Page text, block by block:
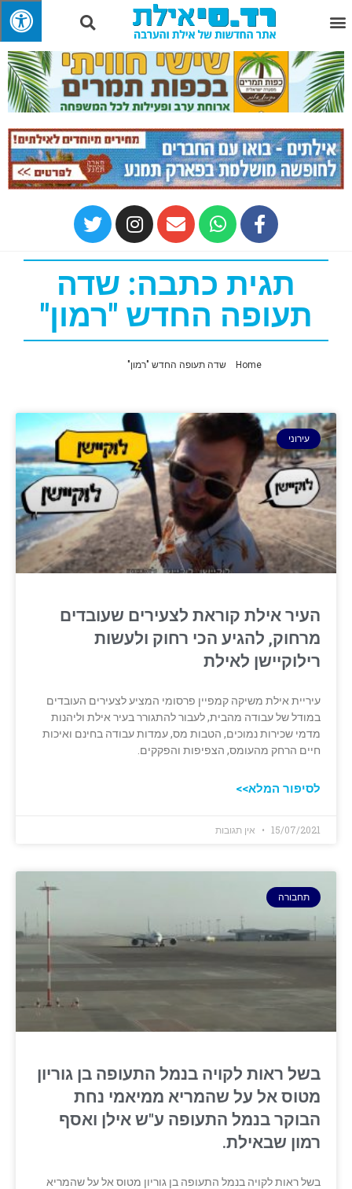
תגית כתבה: שדה
תעופה החדש "רמון"
Home שדה תעופה החדש "רמון"
עירוני
העיר אילת קוראת לצעירים שעובדים
מרחוק, להגיע הכי רחוק ולעשות
רילוקיישן ‏לאילת
עיריית אילת משיקה קמפיין פרסומי המציע לצעירים העובדים
במודל של עבודה מהבית, לעבור ‏להתגורר בעיר אילת וליהנות
מדמי שכירות נמוכים, הטבות מס, עמדות עבודה בחינם ואיכות
‏חיים הרחק מהעומס, הצפיפות והפקקים. ‏
לסיפור המלא>>
15/07/2021 אין תגובות
תחבורה
בשל ראות לקויה בנמל התעופה בן גוריון
מטוס אל על שהמריא ממיאמי נחת
הבוקר בנמל התעופה ע"ש אילן ואסף
רמון שבאילת.
בשל ראות לקויה בנמל התעופה בן גוריון מטוס אל על שהמריא